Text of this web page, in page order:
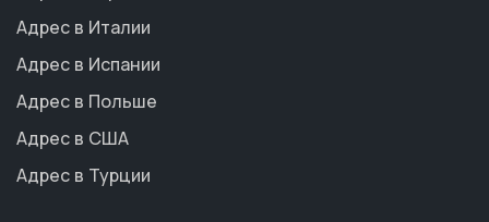
Адрес в Италии
Адрес в Испании
Адрес в Польше
Адрес в США
Адрес в Турции